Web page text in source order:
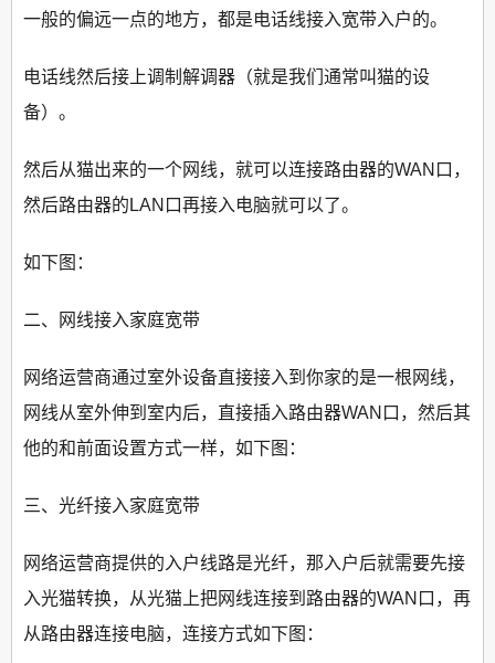
一般的偏远一点的地方，都是电话线接入宽带入户的。
电话线然后接上调制解调器（就是我们通常叫猫的设
备）。
然后从猫出来的一个网线，就可以连接路由器的WAN口，
然后路由器的LAN口再接入电脑就可以了。
如下图：
二、网线接入家庭宽带
网络运营商通过室外设备直接接入到你家的是一根网线，
网线从室外伸到室内后，直接插入路由器WAN口，然后其
他的和前面设置方式一样，如下图：
三、光纤接入家庭宽带
网络运营商提供的入户线路是光纤，那入户后就需要先接
入光猫转换，从光猫上把网线连接到路由器的WAN口，再
从路由器连接电脑，连接方式如下图：